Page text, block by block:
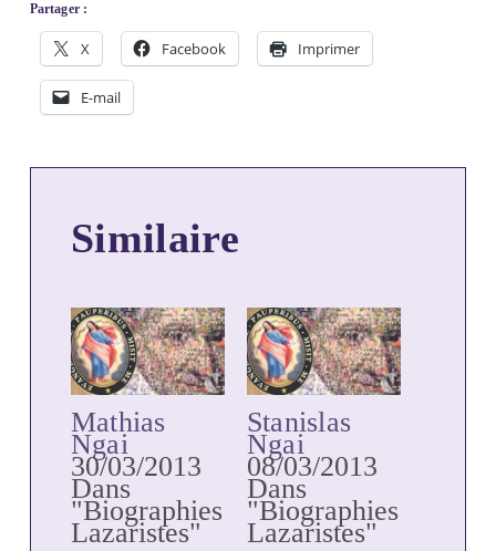
Partager :
X Facebook Imprimer
E-mail
Similaire
Mathias
Ngai
30/03/2013
Dans
"Biographies
Lazaristes"
Stanislas
Ngai
08/03/2013
Dans
"Biographies
Lazaristes"